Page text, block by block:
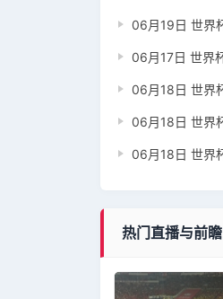
热门直播与前瞻